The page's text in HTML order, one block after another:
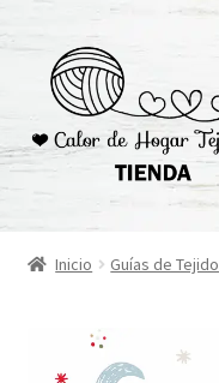
navegación
contenido
Inicio
Inicio Guías de Tejido